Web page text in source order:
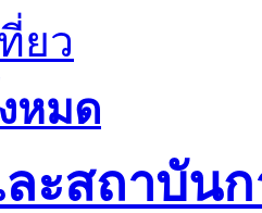
ยว
หมด
ะสถาบันก